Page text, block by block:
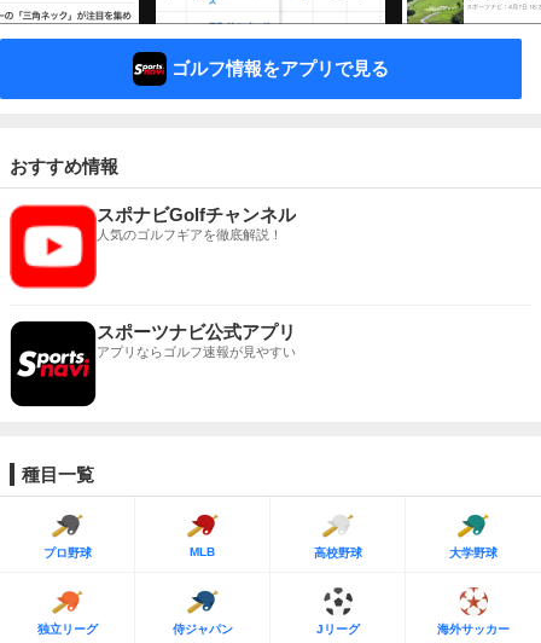
ゴルフ情報をアプリで見る
おすすめ情報
スポナビGolfチャンネル
人気のゴルフギアを徹底解説！
スポーツナビ公式アプリ
アプリならゴルフ速報が見やすい
種目一覧
プロ野球 MLB 高校野球 大学野球
独立リーグ 侍ジャパン Jリーグ 海外サッカー